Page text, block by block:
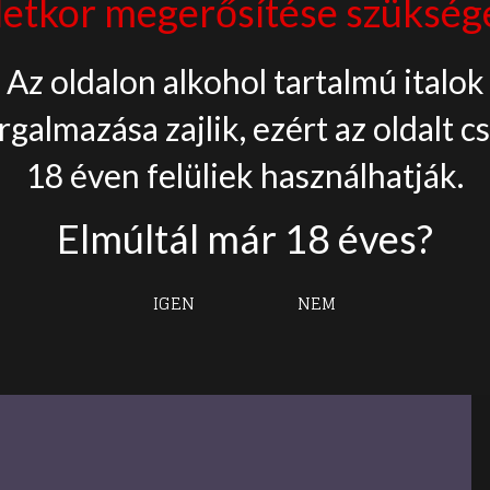
something
amazing — check
back soon!
megerősítése
Az oldalon alkohol tartalmú italok
zajlik, ezért az oldalt
18 éven felüliek használhatják.
Elmúltál már 18 éves?
IGEN NEM